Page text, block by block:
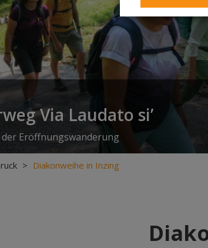
Via Laudato si’
der Eröffnungswanderung
> Diakonweihe in Inzing